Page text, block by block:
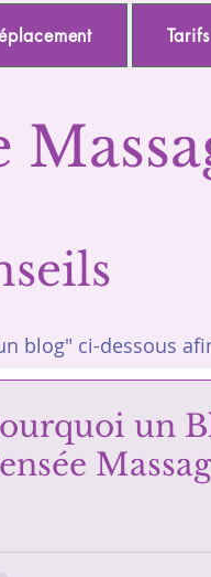
Tarifs
blog" ci-dessous
un